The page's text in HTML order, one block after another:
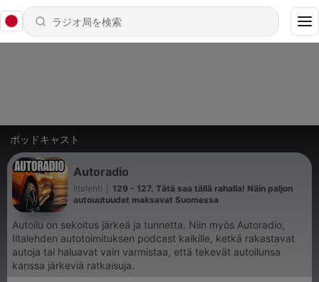
ポッドキャスト
Autoradio
Iltalehti
129 - 127. Tätä saa tällä rahalla! Näin paljon
autouutuudet maksavat Suomessa
Autoilu on sekoitus järkeä ja tunnetta. Niin myös Autoradio,
Iltalehden autotoimituksen podcast kaikille, ketkä rakastavat
autoja tai haluavat vain varmistaa, että tekevät autoilunsa
kanssa järkeviä ratkaisuja.